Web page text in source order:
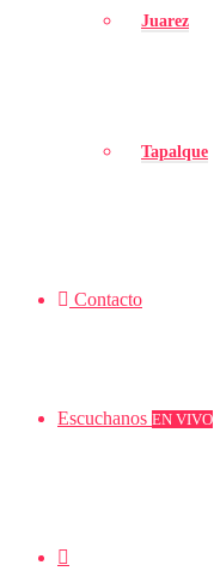
Juarez
Tapalque
Contacto
Escuchanos EN VIVO